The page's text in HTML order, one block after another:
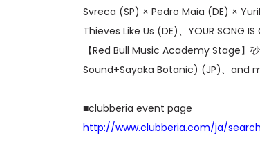
Svreca (SP) × Pedro Maia (DE) ×
Thieves Like Us (DE)、YOUR SONG
【Red Bull Music Academy Stage
Sound+Sayaka Botanic) (JP)、and
■clubberia event page
http://www.clubberia.com/ja/